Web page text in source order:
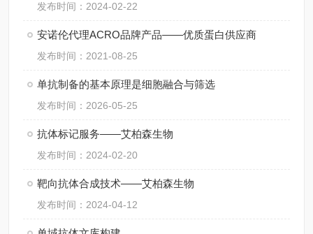
发布时间：2024-02-22
安诺伦代理ACRO品牌产品——优质蛋白供应商
发布时间：2021-08-25
单抗制备的基本原理是细胞融合与筛选
发布时间：2026-05-25
抗体标记服务——艾柏森生物
发布时间：2024-02-20
靶向抗体合成技术——艾柏森生物
发布时间：2024-04-12